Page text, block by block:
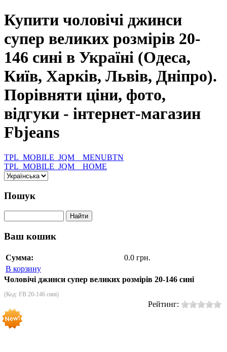
Купити чоловічі джинси
супер великих розмірів 20-
146 сині в Україні (Одеса,
Київ, Харків, Львів, Дніпро).
Порівняти ціни, фото,
відгуки - інтернет-магазин
Fbjeans
TPL_MOBILE_JQM__MENUBTN
TPL_MOBILE_JQM__HOME
Пошук
Ваш кошик
Сумма:
0.0 грн.
В корзину
Чоловічі джинси супер великих розмірів 20-146 сині
(Код: FB 20-146 сині)
Рейтинг: